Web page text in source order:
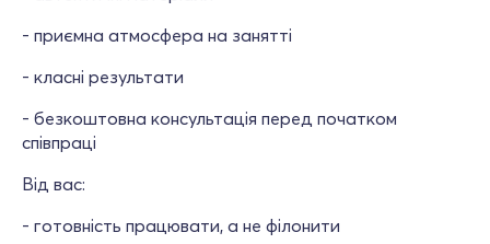
- приємна атмосфера на занятті
- класні результати
- безкоштовна консультація перед початком
співпраці
Від вас:
- готовність працювати, а не філонити